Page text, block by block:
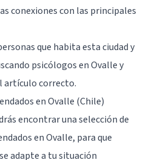
conexiones con las principales
que habita esta ciudad y
psicólogos en Ovalle y
artículo correcto.
en Ovalle (Chile)
encontrar una selección de
en Ovalle, para que
adapte a tu situación